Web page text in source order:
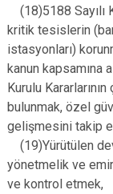
(18)5188 Sayılı
kritik tesislerin
istasyonları)
kanun kapsamına
Kurulu
bulunmak, özel
gelişmesini takip
(19)Yürütülen
yönetmelik ve
ve kontrol etmek,